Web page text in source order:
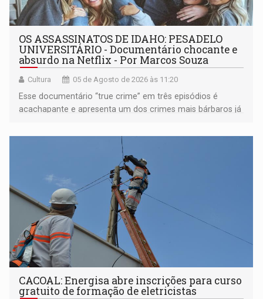
OS ASSASSINATOS DE IDAHO: PESADELO
UNIVERSITÁRIO - Documentário chocante e
absurdo na Netflix - Por Marcos Souza
Cultura 05 de Agosto de 2026 às 11:20
Esse documentário “true crime” em três episódios é
acachapante e apresenta um dos crimes mais bárbaros já
que moravam em uma casa que ficava numa vila
CACOAL: Energisa abre inscrições para curso
gratuito de formação de eletricistas